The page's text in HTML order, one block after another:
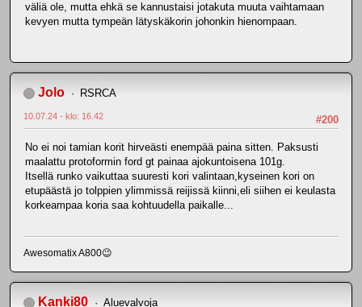
väliä ole, mutta ehkä se kannustaisi jotakuta muuta vaihtamaan
kevyen mutta tympeän lätyskäkorin johonkin hienompaan.
Jolo RSRCA
#200
10.07.24 - klo: 16.42
No ei noi tamian korit hirveästi enempää paina sitten. Paksusti
maalattu protoformin ford gt painaa ajokuntoisena 101g.
Itsellä runko vaikuttaa suuresti kori valintaan,kyseinen kori on
etupäästä jo tolppien ylimmissä reijissä kiinni,eli siihen ei keulasta
korkeampaa koria saa kohtuudella paikalle...
Awesomatix A800😉
Kanki80 Aluevalvoja